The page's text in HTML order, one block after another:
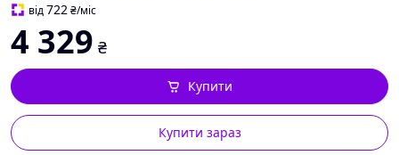
від722₴/міс
4 329 ₴
Купити зараз
Купити